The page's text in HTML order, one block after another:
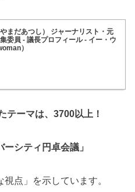
まだあつし） ジャーナリスト・元
委員 - 議長プロフィール - イー・ウ
）
テーマは、3700以上！
シティ円卓会議」
点」を示しています。